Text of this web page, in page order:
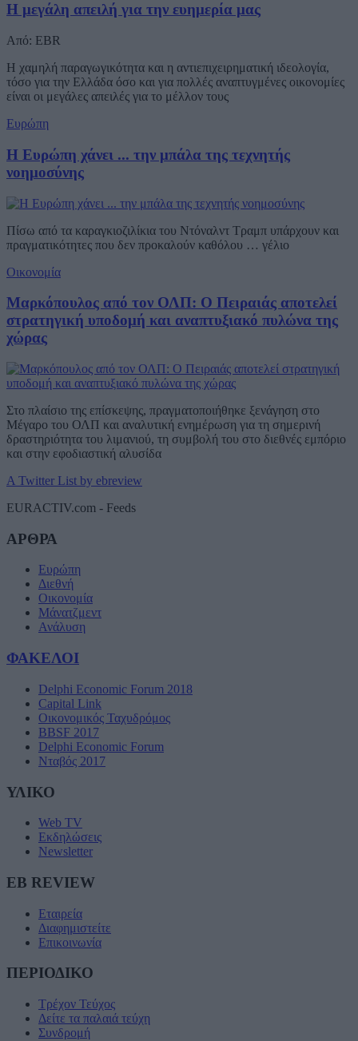
Η μεγάλη απειλή για την ευημερία μας
Από: EBR
Η χαμηλή παραγωγικότητα και η αντιεπιχειρηματική ιδεολογία,
τόσο για την Ελλάδα όσο και για πολλές αναπτυγμένες οικονομίες
είναι οι μεγάλες απειλές για το μέλλον τους
Ευρώπη
Η Ευρώπη χάνει ... την μπάλα της τεχνητής
νοημοσύνης
Πίσω από τα καραγκιοζιλίκια του Ντόναλντ Τραμπ υπάρχουν και
πραγματικότητες που δεν προκαλούν καθόλου … γέλιο
Οικονομία
Μαρκόπουλος από τον ΟΛΠ: Ο Πειραιάς αποτελεί
στρατηγική υποδομή και αναπτυξιακό πυλώνα της
χώρας
Στο πλαίσιο της επίσκεψης, πραγματοποιήθηκε ξενάγηση στο
Μέγαρο του ΟΛΠ και αναλυτική ενημέρωση για τη σημερινή
δραστηριότητα του λιμανιού, τη συμβολή του στο διεθνές εμπόριο
και στην εφοδιαστική αλυσίδα
A Twitter List by ebreview
EURACTIV.com - Feeds
ΑΡΘΡΑ
Ευρώπη
Διεθνή
Οικονομία
Μάνατζμεντ
Ανάλυση
ΦΑΚΕΛΟΙ
Delphi Economic Forum 2018
Capital Link
Οικονομικός Ταχυδρόμος
BBSF 2017
Delphi Economic Forum
Νταβός 2017
ΥΛΙΚΟ
Web TV
Εκδηλώσεις
Newsletter
EB REVIEW
Εταιρεία
Διαφημιστείτε
Επικοινωνία
ΠΕΡΙΟΔΙΚΟ
Τρέχον Τεύχος
Δείτε τα παλαιά τεύχη
Συνδρομή